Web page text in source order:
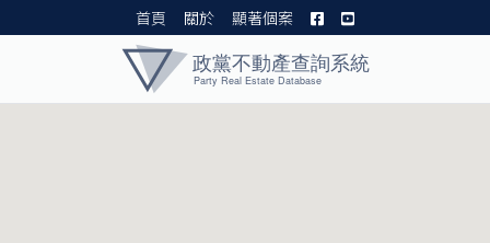
首頁 關於 顯著個案